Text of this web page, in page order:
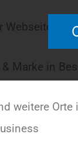
Webseite
Marke in
weitere Orte